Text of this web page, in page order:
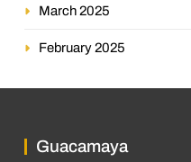
March 2025
February 2025
Guacamaya